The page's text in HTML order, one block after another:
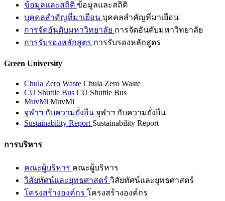
ข้อมูลและสถิติ ข้อมูลและสถิติ
บุคคลสำคัญที่มาเยือน บุคคลสำคัญที่มาเยือน
การจัดอันดับมหาวิทยาลัย การจัดอันดับมหาวิทยาลัย
การรับรองหลักสูตร การรับรองหลักสูตร
Green University
Chula Zero Waste Chula Zero Waste
CU Shuttle Bus CU Shuttle Bus
MuvMi MuvMi
จุฬาฯ กับความยั่งยืน จุฬาฯ กับความยั่งยืน
Sustainability Report Sustainability Report
การบริหาร
คณะผู้บริหาร คณะผู้บริหาร
วิสัยทัศน์และยุทธศาสตร์ วิสัยทัศน์และยุทธศาสตร์
โครงสร้างองค์กร โครงสร้างองค์กร